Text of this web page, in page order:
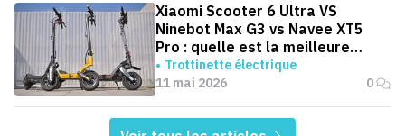
Xiaomi Scooter 6 Ultra VS
Ninebot Max G3 vs Navee XT5
Pro : quelle est la meilleure
trottinette pour aller au boulot ?
Trottinette électrique
11 mai 2026
0